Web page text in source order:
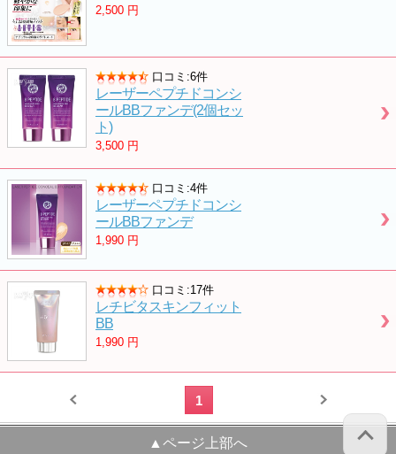
2,500 円
口コミ:6件
レーザーペプチドコンシ
ールBBファンデ(2個セッ
ト)
3,500 円
口コミ:4件
レーザーペプチドコンシ
ールBBファンデ
1,990 円
口コミ:17件
レチビタスキンフィット
BB
1,990 円
1
▲ページ上部へ